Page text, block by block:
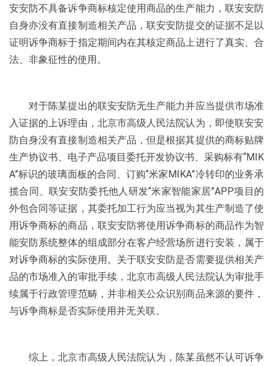
安安防不具备诉争商标核定使用商品的生产能力，联安安防
自身亦没有直接制造相关产品，联安安防提交的证据不足以
证明诉争商标于指定期间内在其核定商品上进行了真实、合
法、非象征性的使用。
对于陈某提出的联安安防无生产能力并应当提供市场准
入证据的上诉理由，北京市高级人民法院认为，即使联安安
防自身没有直接制造相关产品，但是根据其提供的商标贴牌
生产协议书、电子产品项目委托开发协议书、采购标有“MIK
A”标识的玻璃面板的合同、订购“米家MIKA”冷转印的业务承
揽合同、联安安防委托他人研发“米家智能家居”APP项目的
外包合同等证据，其委托加工行为应当视为其生产制造了使
用诉争商标的商品，联安安防将使用诉争商标的商品作为智
能安防系统整体的组成部分在客户经营场所进行安装，属于
对诉争商标的实际使用。关于联安安防是否需要提供相关产
品的市场准入的审批手续，北京市高级人民法院认为审批手
续属于行政管理范畴，并非相关公众识别商品来源的要件，
与诉争商标是否实际使用并无关联。
综上，北京市高级人民法院认为，陈某虽然不认可诉争